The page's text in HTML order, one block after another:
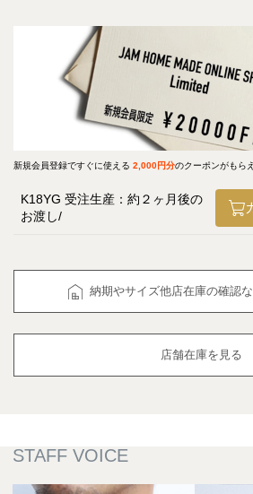
新規会員登録ですぐに使える 2,000円分のクーポンがもら
K18YG 受注生産：約２ヶ月後の
お渡し
納期やサイズ他店在庫の確認
店舗在庫を見る